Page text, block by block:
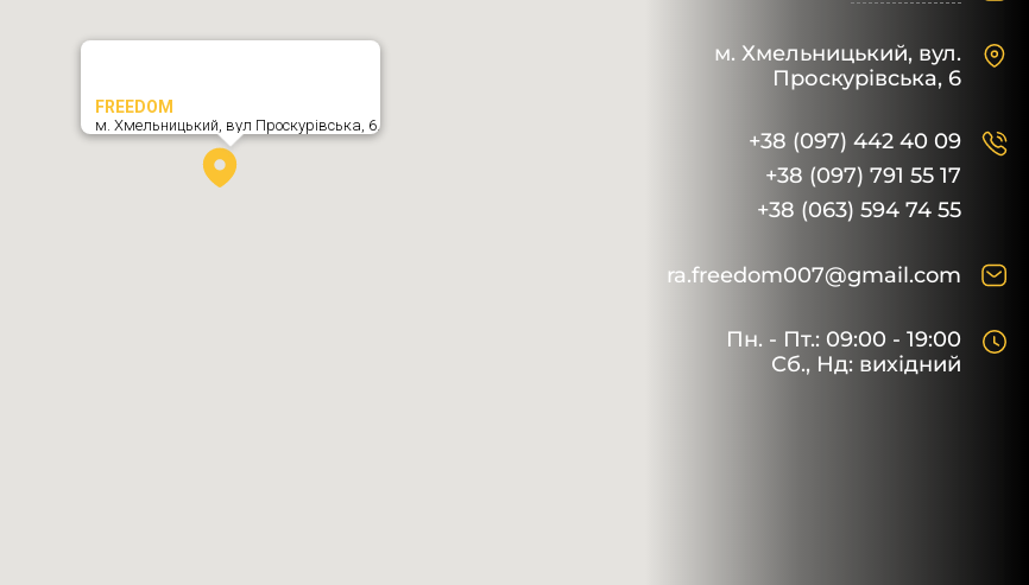
м. Хмельницький, вул.
Проскурівська, 6
+38 (097) 442 40 09
+38 (097) 791 55 17
+38 (063) 594 74 55
ra.freedom007@gmail.com
Пн. - Пт.: 09:00 - 19:00
Сб., Нд: вихідний
FREEDOM
м. Хмельницький, вул Проскурівська, 6,